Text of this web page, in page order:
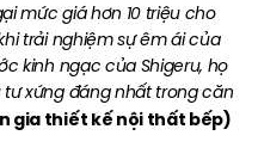
mức giá hơn 10 triệu cho
trải nghiệm sự êm ái của
kinh ngạc của Shigeru, họ
xứng đáng nhất trong căn
gia thiết kế nội thất bếp)